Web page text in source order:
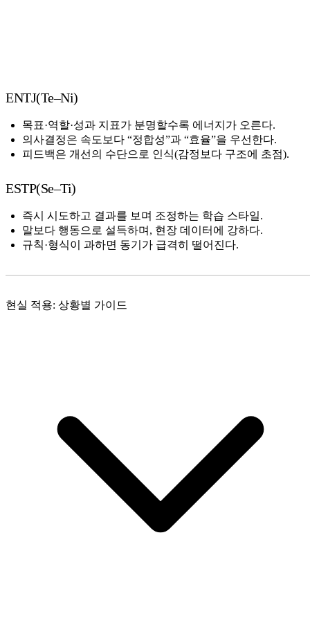
ENTJ(Te–Ni)
목표·역할·성과 지표가 분명할수록 에너지가 오른다.
의사결정은 속도보다 “정합성”과 “효율”을 우선한다.
피드백은 개선의 수단으로 인식(감정보다 구조에 초점).
ESTP(Se–Ti)
즉시 시도하고 결과를 보며 조정하는 학습 스타일.
말보다 행동으로 설득하며, 현장 데이터에 강하다.
규칙·형식이 과하면 동기가 급격히 떨어진다.
현실 적용: 상황별 가이드